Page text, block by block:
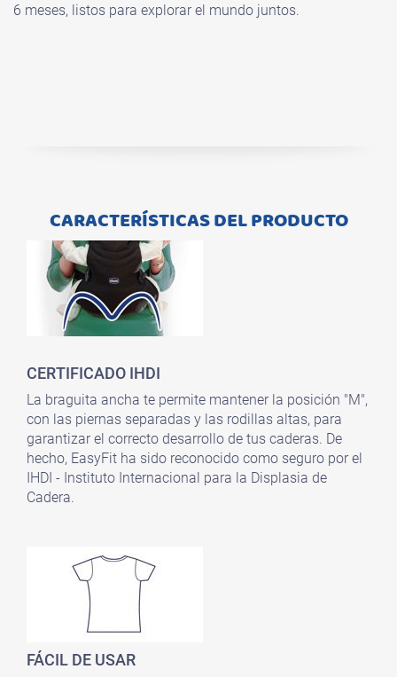
6 meses, listos para explorar el mundo juntos.
CARACTERÍSTICAS DEL PRODUCTO
CERTIFICADO IHDI
La braguita ancha te permite mantener la posición "M",
con las piernas separadas y las rodillas altas, para
garantizar el correcto desarrollo de tus caderas. De
hecho, EasyFit ha sido reconocido como seguro por el
IHDI - Instituto Internacional para la Displasia de
Cadera.
FÁCIL DE USAR